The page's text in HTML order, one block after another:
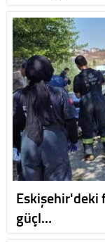
Eskişehir'deki
güçl…